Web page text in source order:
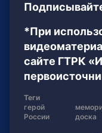
*При
сайте ГТРК
Теги
герой
России
доска